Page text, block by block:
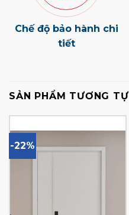
Chế độ bảo hành chi
tiết
SẢN PHẨM TƯƠNG TỰ
-22%